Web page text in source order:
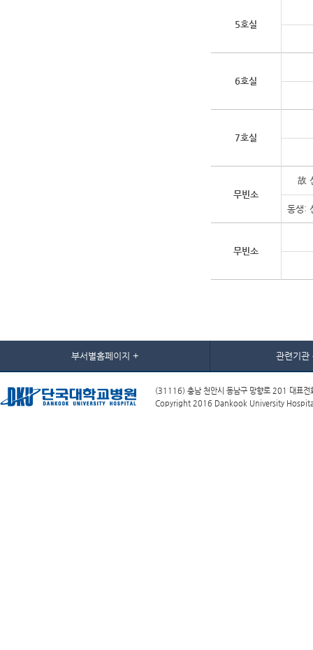
5호실
6호실
7호실
무빈소
故
동생:
무빈소
부서별홈페이지 + 관련기관
(31116) 충남 천안시 동남구 망향로 201 대표
Copyright 2016 Dankook University